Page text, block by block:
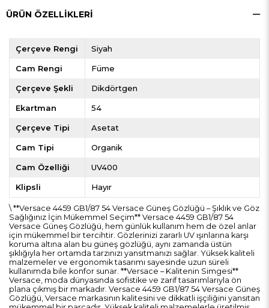
ÜRÜN ÖZELLIKLERI
Çerçeve Rengi Siyah
Cam Rengi Füme
Çerçeve Şekli Dikdörtgen
Ekartman 54
Çerçeve Tipi Asetat
Cam Tipi Organik
Cam Özelliği UV400
Klipsli Hayır
\ **Versace 4459 GB1/87 54 Versace Güneş Gözlüğü – Şıklık ve Göz
Sağlığınız İçin Mükemmel Seçim** Versace 4459 GB1/87 54
Versace Güneş Gözlüğü, hem günlük kullanım hem de özel anlar
için mükemmel bir tercihtir. Gözlerinizi zararlı UV ışınlarına karşı
koruma altına alan bu güneş gözlüğü, aynı zamanda üstün
şıklığıyla her ortamda tarzınızı yansıtmanızı sağlar. Yüksek kaliteli
malzemeler ve ergonomik tasarımı sayesinde uzun süreli
kullanımda bile konfor sunar. **Versace – Kalitenin Simgesi**
Versace, moda dünyasında sofistike ve zarif tasarımlarıyla ön
plana çıkmış bir markadır. Versace 4459 GB1/87 54 Versace Güneş
Gözlüğü, Versace markasının kalitesini ve dikkatli işçiliğini yansıtan